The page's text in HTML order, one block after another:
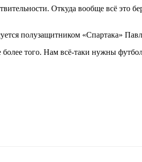
Откуда вообще всё
полузащитником «Спартака»
более того. Нам всё-таки нужны